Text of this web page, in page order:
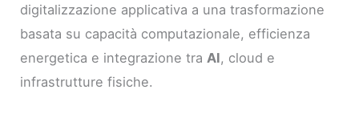
digitalizzazione applicativa a una trasformazione
basata su capacità computazionale, efficienza
energetica e integrazione tra AI, cloud e
infrastrutture fisiche.